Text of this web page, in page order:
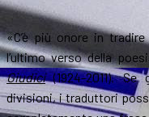
«C’è più onore in
l’ultimo verso della
Giudici(1924-2011).
divisioni, i traduttori